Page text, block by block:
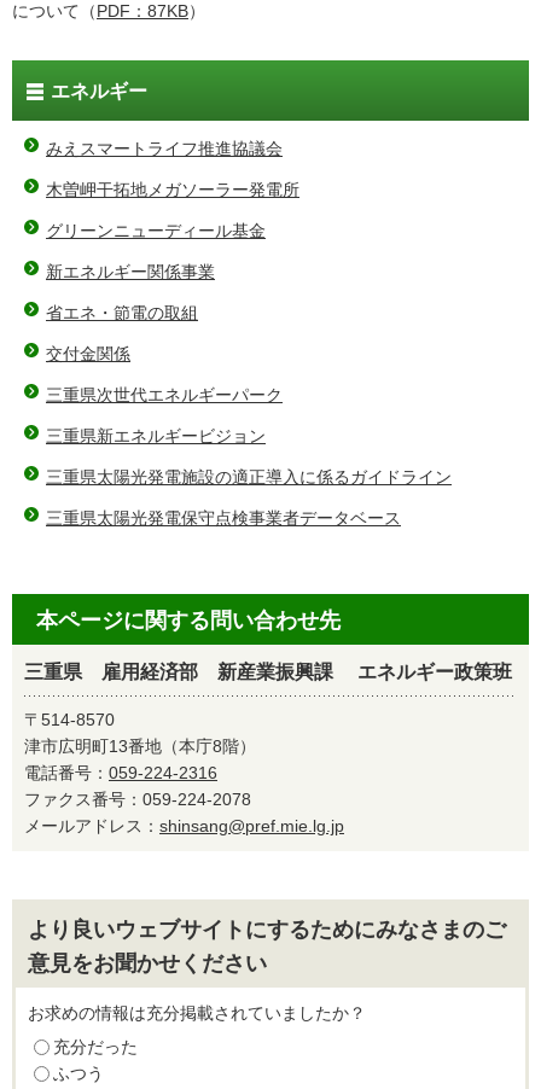
について（PDF：87KB）
エネルギー
みえスマートライフ推進協議会
木曽岬干拓地メガソーラー発電所
グリーンニューディール基金
新エネルギー関係事業
省エネ・節電の取組
交付金関係
三重県次世代エネルギーパーク
三重県新エネルギービジョン
三重県太陽光発電施設の適正導入に係るガイドライン
三重県太陽光発電保守点検事業者データベース
本ページに関する問い合わせ先
三重県 雇用経済部 新産業振興課 エネルギー政策班
〒514-8570
津市広明町13番地（本庁8階）
電話番号： 059-224-2316
ファクス番号：059-224-2078
メールアドレス： shinsang@pref.mie.lg.jp
より良いウェブサイトにするためにみなさまのご
意見をお聞かせください
お求めの情報は充分掲載されていましたか？
充分だった
ふつう